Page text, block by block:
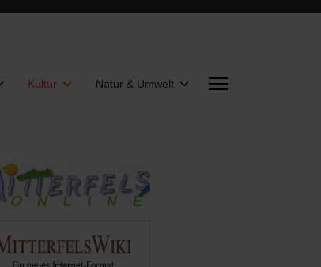
Kultur Natur & Umwelt